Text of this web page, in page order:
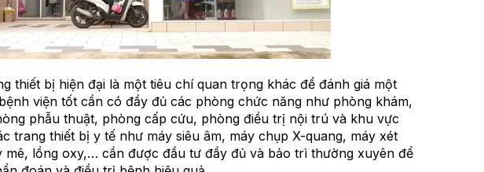
thiết bị hiện đại là một tiêu chí quan trọng khác để đánh giá một
viện tốt cần có đầy đủ các phòng chức năng như phòng khám,
phẫu thuật, phòng cấp cứu, phòng điều trị nội trú và khu vực
trang thiết bị y tế như máy siêu âm, máy chụp X-quang, máy xét
mê, lồng oxy,… cần được đầu tư đầy đủ và bảo trì thường xuyên để